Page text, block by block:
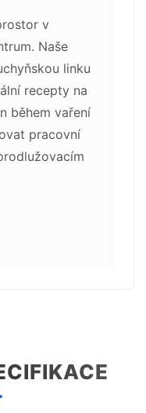
v
Naše
linku
recepty na
během vaření
pracovní